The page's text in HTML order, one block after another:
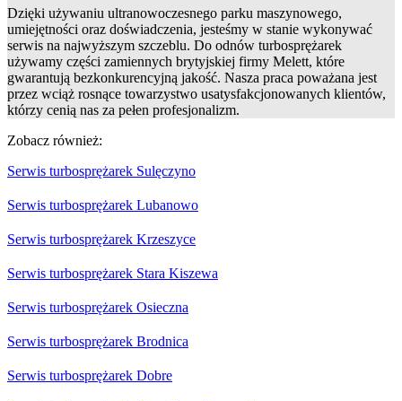
Dzięki używaniu ultranowoczesnego parku maszynowego,
umiejętności oraz doświadczenia, jesteśmy w stanie wykonywać
serwis na najwyższym szczeblu. Do odnów turbosprężarek
używamy części zamiennych brytyjskiej firmy Melett, które
gwarantują bezkonkurencyjną jakość. Nasza praca poważana jest
przez wciąż rosnące towarzystwo usatysfakcjonowanych klientów,
którzy cenią nas za pełen profesjonalizm.
Zobacz również:
Serwis turbosprężarek Sulęczyno
Serwis turbosprężarek Lubanowo
Serwis turbosprężarek Krzeszyce
Serwis turbosprężarek Stara Kiszewa
Serwis turbosprężarek Osieczna
Serwis turbosprężarek Brodnica
Serwis turbosprężarek Dobre